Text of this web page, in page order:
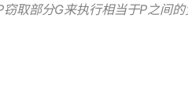
取部分G来执行相当于P之间